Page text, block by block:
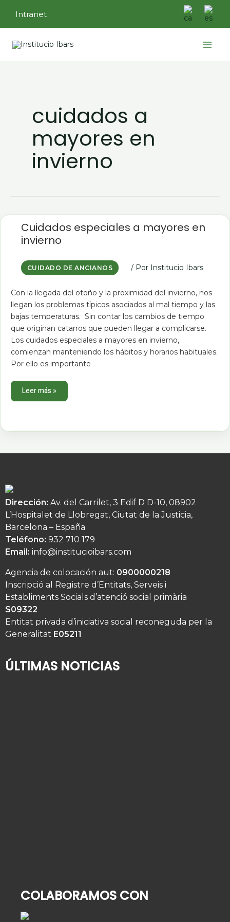
contenido
Intranet
cuidados a
mayores en
invierno
Cuidados especiales a mayores en
invierno
CUIDADO DE ANCIANOS / Por Institucio Ibars
Con la llegada del otoño y la proximidad del invierno, nos
llegan los problemas típicos asociados al mal tiempo y las
bajas temperaturas. Sin contar los cambios de tiempo
que originan catarros que pueden llegar a complicarse.
Los cuidados especiales a mayores en invierno,
comienzan manteniendo los hábitos y horarios habituales.
Por ello es importante
Cuidados
especiales
a
mayores
en
Leer más »
Dirección: Av. del Carrilet, 3 Edif D D-10, 08902
L’Hospitalet de Llobregat, Ciutat de la Justicia,
Barcelona – España
Teléfono: 932 710 179
Email: info@institucioibars.com
Agencia de colocación aut: 0900000218
Inscripció al Registre d’Entitats, Serveis i
Establiments Socials d’atenció social primària
S09322
Entitat privada d’iniciativa social reconeguda per la
Generalitat E05211
ÚLTIMAS NOTICIAS
COLABORAMOS CON